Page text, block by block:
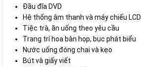
Đầu đĩa DVD
Hệ thống âm thanh và máy chiếu LCD
Tiệc trà, ăn uống theo yêu cầu
Trang trí hoa bàn họp, bục phát biểu
Nước uống đóng chai và kẹo
Bút và giấy viết